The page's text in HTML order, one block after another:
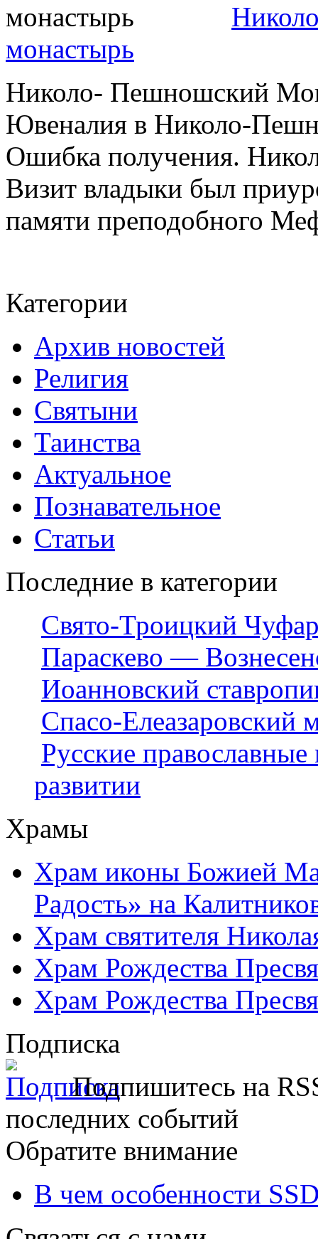
монастырь
Николо- Пешношский
Ювеналия в Николо-
Ошибка получения.
Визит владыки был
памяти преподобного
Категории
Архив новостей
Религия
Святыни
Таинства
Актуальное
Познавательное
Статьи
Последние в категории
Свято-Троицкий
Параскево —
Иоанновский
Спасо-Елеазаровский
Русские
развитии
Храмы
Храм иконы Божией
Радость» на
Храм святителя
Храм Рождества
Храм Рождества
Подписка
Подпишитесь на
последних событий
Обратите внимание
В чем особенности